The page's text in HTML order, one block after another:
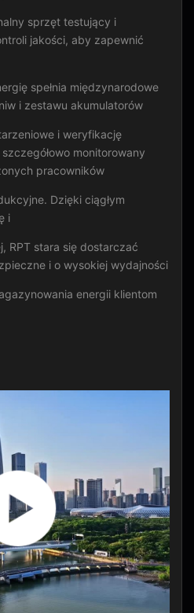
sprzęt testujący i
jakości, aby zapewnić
spełnia międzynarodowe
i zestawu akumulatorów
i weryfikację
monitorowany
pracowników
Dzięki ciągłym
i
RPT stara się dostarczać
i o wysokiej wydajności
energii klientom